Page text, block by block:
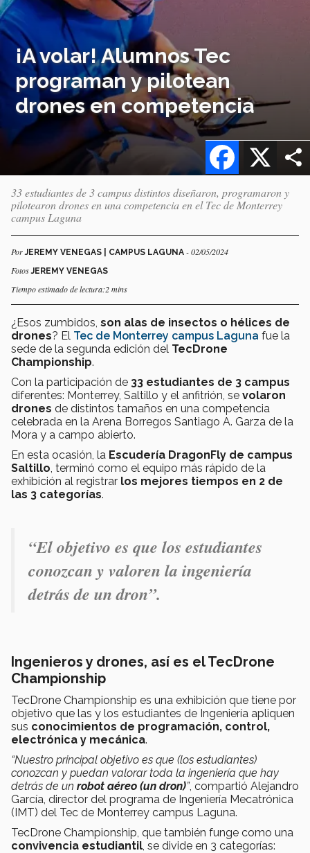
¡A volar! Alumnos Tec
programan y pilotean
drones en competencia
X
Facebook
33 estudiantes de 3 campus distintos diseñaron, programaron y
pilotearon drones en una competencia en el Tec de Monterrey
campus Laguna
PorJEREMY VENEGAS | CAMPUS LAGUNA - 02/05/2024
FotosJEREMY VENEGAS
Tiempo estimado de lectura:2 mins
¿Esos zumbidos, son alas de insectos o hélices de
drones? El Tec de Monterrey campus Laguna fue la
sede de la segunda edición del TecDrone
Championship.
Con la participación de 33 estudiantes de 3 campus
diferentes: Monterrey, Saltillo y el anfitrión, se volaron
drones de distintos tamaños en una competencia
celebrada en la Arena Borregos Santiago A. Garza de la
Mora y a campo abierto.
En esta ocasión, la Escudería DragonFly de campus
Saltillo , terminó como el equipo más rápido de la
exhibición al registrar los mejores tiempos en 2 de
las 3 categorías.
“El objetivo es que los estudiantes
conozcan y valoren la ingeniería
detrás de un dron”.
Ingenieros y drones, así es el TecDrone
Championship
TecDrone Championship es una exhibición que tiene por
objetivo que las y los estudiantes de Ingeniería apliquen
sus conocimientos de programación, control,
electrónica y mecánica.
“Nuestro principal objetivo es que (los estudiantes)
conozcan y puedan valorar toda la ingeniería que hay
detrás de un robot aéreo (un dron)”, compartió Alejandro
García, director del programa de Ingeniería Mecatrónica
(IMT) del Tec de Monterrey campus Laguna.
TecDrone Championship, que también funge como una
convivencia estudiantil , se divide en 3 categorías: